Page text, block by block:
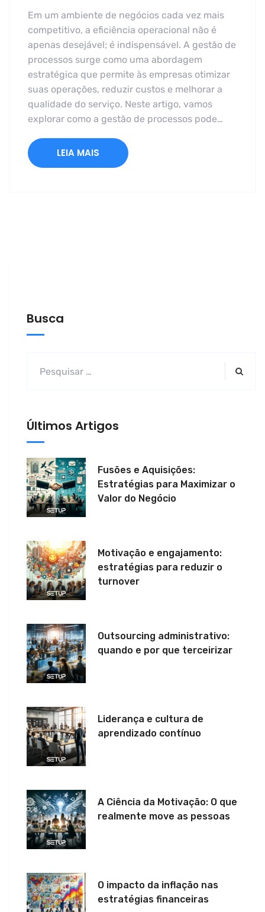
Em um ambiente de negócios cada vez mais
competitivo, a eficiência operacional não é
apenas desejável; é indispensável. A gestão de
processos surge como uma abordagem
estratégica que permite às empresas otimizar
suas operações, reduzir custos e melhorar a
qualidade do serviço. Neste artigo, vamos
explorar como a gestão de processos pode…
LEIA MAIS
Busca
Últimos Artigos
Fusões e Aquisições:
Estratégias para Maximizar o
Valor do Negócio
Motivação e engajamento:
estratégias para reduzir o
turnover
Outsourcing administrativo:
quando e por que terceirizar
Liderança e cultura de
aprendizado contínuo
A Ciência da Motivação: O que
realmente move as pessoas
O impacto da inflação nas
estratégias financeiras